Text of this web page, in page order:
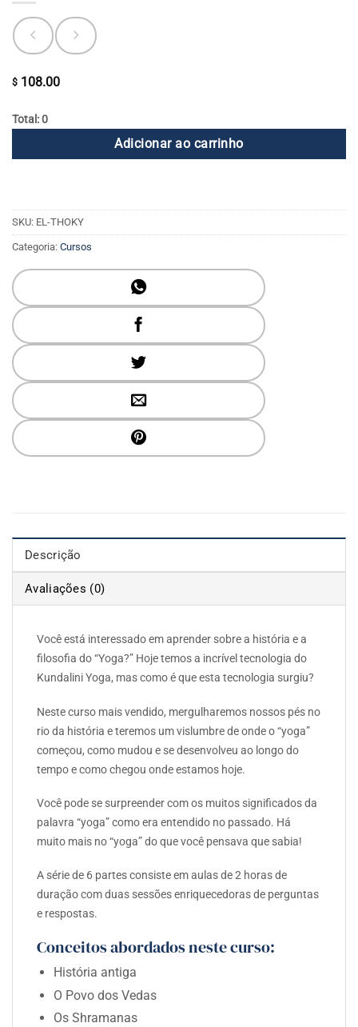
$ 108.00
Total: 0
Adicionar ao carrinho
SKU: EL-THOKY
Categoria: Cursos
Descrição
Avaliações (0)
Você está interessado em aprender sobre a história e a
filosofia do “Yoga?” Hoje temos a incrível tecnologia do
Kundalini Yoga, mas como é que esta tecnologia surgiu?
Neste curso mais vendido, mergulharemos nossos pés no
rio da história e teremos um vislumbre de onde o “yoga”
começou, como mudou e se desenvolveu ao longo do
tempo e como chegou onde estamos hoje.
Você pode se surpreender com os muitos significados da
palavra “yoga” como era entendido no passado. Há
muito mais no “yoga” do que você pensava que sabia!
A série de 6 partes consiste em aulas de 2 horas de
duração com duas sessões enriquecedoras de perguntas
e respostas.
Conceitos abordados neste curso:
História antiga
O Povo dos Vedas
Os Shramanas